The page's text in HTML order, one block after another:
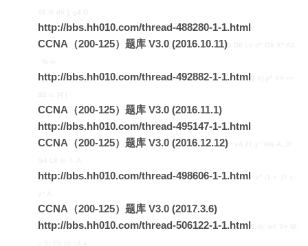
http://bbs.hh010.com/thread-488280-1-1.html
CCNA（200-125）题库 V3.0 (2016.10.11)
http://bbs.hh010.com/thread-492882-1-1.html
CCNA（200-125）题库 V3.0 (2016.11.1)
http://bbs.hh010.com/thread-495147-1-1.html
CCNA（200-125）题库 V3.0 (2016.12.12)
http://bbs.hh010.com/thread-498606-1-1.html
CCNA（200-125）题库 V3.0 (2017.3.6)
http://bbs.hh010.com/thread-506122-1-1.html